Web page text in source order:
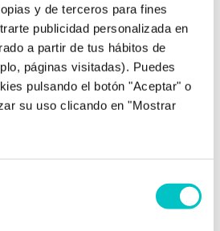
y de terceros para fines
publicidad personalizada en
a partir de tus hábitos de
páginas visitadas). Puedes
pulsando el botón "Aceptar" o
su uso clicando en "Mostrar
sanitaria especializada en
con experiencia en temas como
pareja, autoestima, depresión,
y TOC, apoyo a la infertilidad y
cuenta con una acreditación en
y ha trabajado con equipos y
disciplinas. Actualmente
y entregando lo mejor de sí